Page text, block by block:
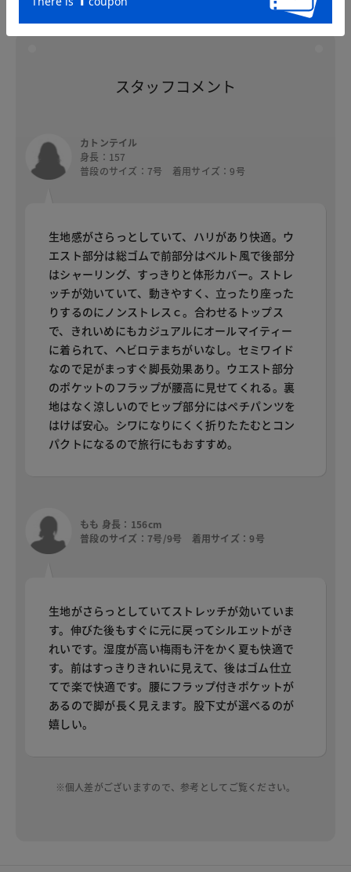
スタッフコメント
スタッフコメント
カトンテイル
身長：157
普段のサイズ：7号 着用サイズ：9号
生地感がさらっとしていて、ハリがあり快適。ウ
エスト部分は総ゴムで前部分はベルト風で後部分
はシャーリング、すっきりと体形カバー。ストレ
ッチが効いていて、動きやすく、立ったり座った
りするのにノンストレスｃ。合わせるトップス
で、きれいめにもカジュアルにオールマイティー
に着られて、ヘビロテまちがいなし。セミワイド
なので足がまっすぐ脚長効果あり。ウエスト部分
のポケットのフラップが腰高に見せてくれる。裏
地はなく涼しいのでヒップ部分にはペチパンツを
はけば安心。シワになりにくく折りたたむとコン
パクトになるので旅行にもおすすめ。
もも 身長：156cm
普段のサイズ：7号/9号 着用サイズ：9号
生地がさらっとしていてストレッチが効いていま
す。伸びた後もすぐに元に戻ってシルエットがき
れいです。湿度が高い梅雨も汗をかく夏も快適で
す。前はすっきりきれいに見えて、後はゴム仕立
てで楽で快適です。腰にフラップ付きポケットが
あるので脚が長く見えます。股下丈が選べるのが
嬉しい。
※個人差がございますので、参考としてご覧ください。